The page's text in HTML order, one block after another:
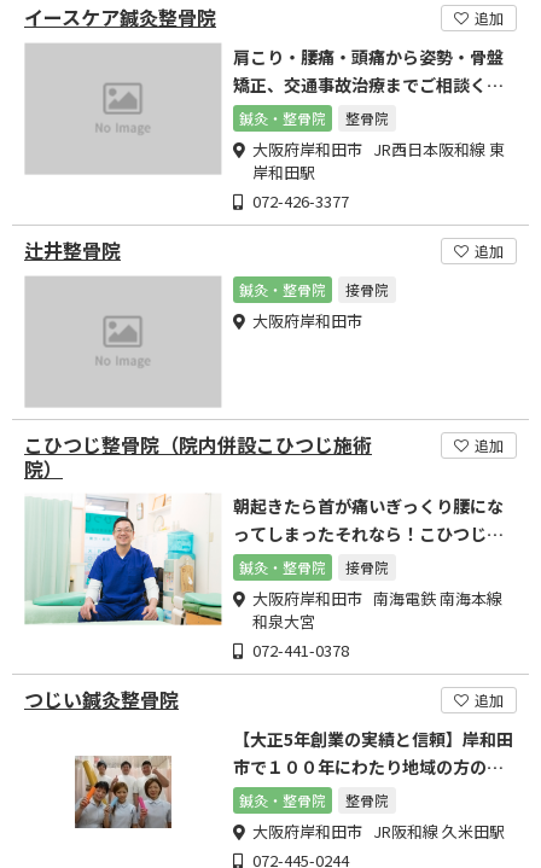
イースケア鍼灸整骨院 追加
肩こり・腰痛・頭痛から姿勢・骨盤
矯正、交通事故治療までご相談くだ
さい！
鍼灸・整骨院 整骨院
大阪府岸和田市 JR西日本阪和線 東
岸和田駅
072-426-3377
辻井整骨院
追加
鍼灸・整骨院
接骨院
大阪府岸和田市
こひつじ整骨院（院内併設こひつじ施術
院）
追加
朝起きたら首が痛いぎっくり腰にな
ってしまったそれなら！こひつじ整
骨院で解決！
鍼灸・整骨院 接骨院
大阪府岸和田市 南海電鉄 南海本線
和泉大宮
072-441-0378
つじい鍼灸整骨院 追加
【大正5年創業の実績と信頼】岸和田
市で１００年にわたり地域の方の健
康を支えています！
鍼灸・整骨院 整骨院
大阪府岸和田市 JR阪和線 久米田駅
072-445-0244